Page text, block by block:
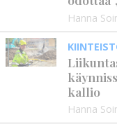
Hanna
kallio
Hanna